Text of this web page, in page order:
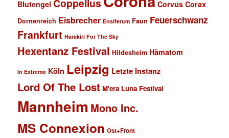
Blutengel Corvus Corax
Dornenreich Eisbrecher Ensiferum Faun Feuerschwanz
Frankfurt Harakiri For The Sky
Hexentanz Festival Hildesheim Hämatom
In Extremo Köln Leipzig Letzte Instanz
Lord Of The Lost M'era Luna Festival
Mannheim Mono Inc.
MS Connexion Ost+Front